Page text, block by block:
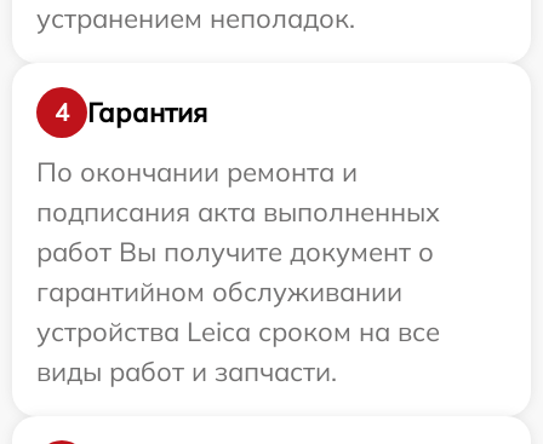
устранением неполадок.
4
Гарантия
По окончании ремонта и
подписания акта выполненных
работ Вы получите документ о
гарантийном обслуживании
устройства Leica сроком на все
виды работ и запчасти.